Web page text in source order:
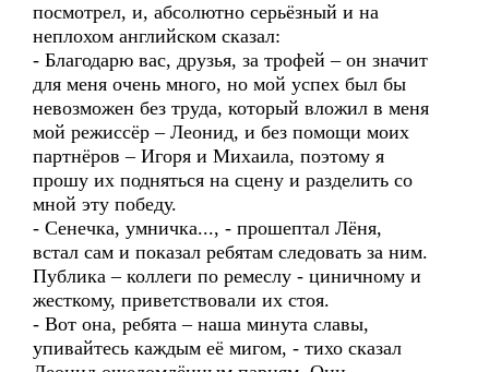
посмотрел, и, абсолютно серьёзный и на
неплохом английском сказал:
- Благодарю вас, друзья, за трофей – он значит
для меня очень много, но мой успех был бы
невозможен без труда, который вложил в меня
мой режиссёр – Леонид, и без помощи моих
партнёров – Игоря и Михаила, поэтому я
прошу их подняться на сцену и разделить со
мной эту победу.
- Сенечка, умничка..., - прошептал Лёня,
встал сам и показал ребятам следовать за ним.
Публика – коллеги по ремеслу - циничному и
жесткому, приветствовали их стоя.
- Вот она, ребята – наша минута славы,
упивайтесь каждым её мигом, - тихо сказал